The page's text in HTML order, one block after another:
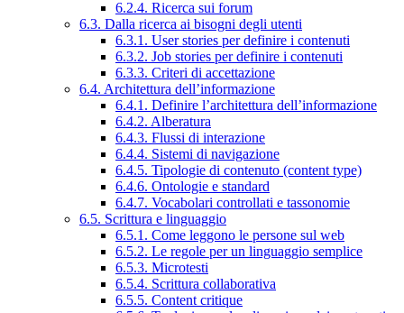
6.2.4. Ricerca sui forum
6.3. Dalla ricerca ai bisogni degli utenti
6.3.1. User stories per definire i contenuti
6.3.2. Job stories per definire i contenuti
6.3.3. Criteri di accettazione
6.4. Architettura dell’informazione
6.4.1. Definire l’architettura dell’informazione
6.4.2. Alberatura
6.4.3. Flussi di interazione
6.4.4. Sistemi di navigazione
6.4.5. Tipologie di contenuto (content type)
6.4.6. Ontologie e standard
6.4.7. Vocabolari controllati e tassonomie
6.5. Scrittura e linguaggio
6.5.1. Come leggono le persone sul web
6.5.2. Le regole per un linguaggio semplice
6.5.3. Microtesti
6.5.4. Scrittura collaborativa
6.5.5. Content critique